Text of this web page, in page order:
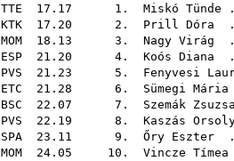
TTE 17.17 1. Miskó Tünde
KTK 17.20 2. Prill Dóra .
MOM 18.13 3. Nagy Virág .
ESP 21.20 4. Koós Diana .
PVS 21.23 5. Fenyvesi
ETC 21.28 6. Sümegi Mária
BSC 22.07 7. Szemák
PVS 22.19 8. Kaszás
SPA 23.11 9. Őry Eszter .
MOM 24.05 10. Vincze Tímea